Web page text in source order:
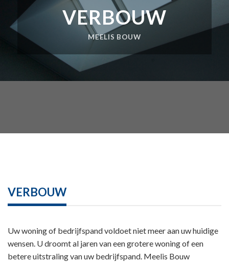
VERBOUW
MEELIS BOUW
VERBOUW
Uw woning of bedrijfspand voldoet niet meer aan uw huidige
wensen. U droomt al jaren van een grotere woning of een
betere uitstraling van uw bedrijfspand. Meelis Bouw